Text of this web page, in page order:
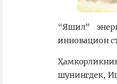
“Яшил”
инновацион
шунингдек,